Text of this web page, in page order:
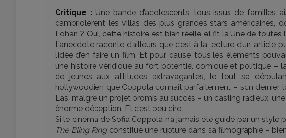
Critique : Une bande d’adolescents, tous issus de familles
cambriolèrent les villas des plus grandes stars américaines,
Lohan ? Oui, cette histoire est bien réelle et fit la Une de
L’anecdote raconte d’ailleurs que c’est à la lecture d’un
l’idée d’en faire un film. Et pour cause, tous les éléments
une histoire véridique au fort potentiel comique et politique –
de jeunes aux attitudes extravagantes, le tout se
hollywoodien que Coppola connaît parfaitement – son dernier
Las, malgré un projet promis au succès – un casting radieux,
énorme déception. Et c’est peu dire.
Si le cinéma de Sofia Coppola n’a jamais été guidé par un
The Bling Ringconstitue une rupture dans sa filmographie –